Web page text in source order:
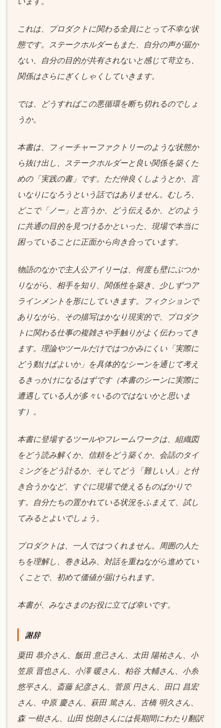
これは、プロダクトに関わる全員にとって不幸な状
態です。ステークホルダーもまた、自分の声が届か
ない、自分の目的が共有されないと感じて苛立ち、
関係はさらにぎくしゃくしていきます。
では、どうすればこの悪循環を断ち切れるのでしょ
うか。
本書は、フィーチャーファクトリーのような状態か
ら抜け出し、ステークホルダーと良い関係を築くた
めの「実践の書」です。ただ仲良くしようとか、言
いなりになろうという話ではありません。むしろ、
どこで「ノー」と言うか、どう伝えるか、どのよう
に共通の目的を見つけるかといった、現場で本当に
困っていることに正面から向き合っています。
物語のなかで主人公アイリーは、何度も壁にぶつか
りながら、相手を知り、関係性を築き、少しずつア
ラインメントを形にしていきます。フィクションで
ありながら、その描写はかなり現実的で、プロダク
トに関わる仕事の複雑さや手触りがよく伝わってき
ます。理論やツールだけではつかみにくい「実際に
どう動けばよいか」を具体的なシーンを通じて考え
るきっかけになるはずです（本書のシーンに実際に
遭遇している人が多々いるのではないかと思いま
す）。
本書に登場するツールやフレームワークは、組織図
をどう読み解くか、信頼をどう築くか、会話のタイ
ミングをどう計るか、そしてどう「難しい人」と付
き合うかなど、すぐに現場で使えるものばかりで
す。自分たちの置かれている状況をふまえて、試し
てみるとよいでしょう。
プロダクトは、一人ではつくれません。周囲の人た
ちを理解し、巻き込み、対話を重ねながら進めてい
くことで、初めて価値が届けられます。
本書が、みなさまのお役に立てば幸いです。
謝辞
粟田 恭介さん、飯田 意己さん、太田 陽祐さん、小
笠原 晋也さん、小澤 暖さん、粕谷 大輔さん、小糸
悠平さん、斎藤 紀彦さん、菅原 円さん、田口 昌宏
さん、中原 慶さん、萩田 篤さん、古橋 明久さん、
森 一樹さん、山田 悦朗さんには長期間にわたり翻訳